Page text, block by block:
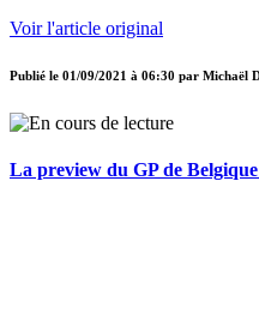
Voir l'article original
Publié le 01/09/2021 à 06:30 par Michaël
La preview du GP de